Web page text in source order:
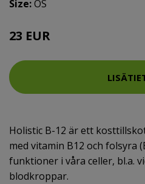
Size:OS
23 EUR
Holistic B-12 är ett
med vitamin B12 och folsyra
funktioner i våra celler, bl.a.
blodkroppar.